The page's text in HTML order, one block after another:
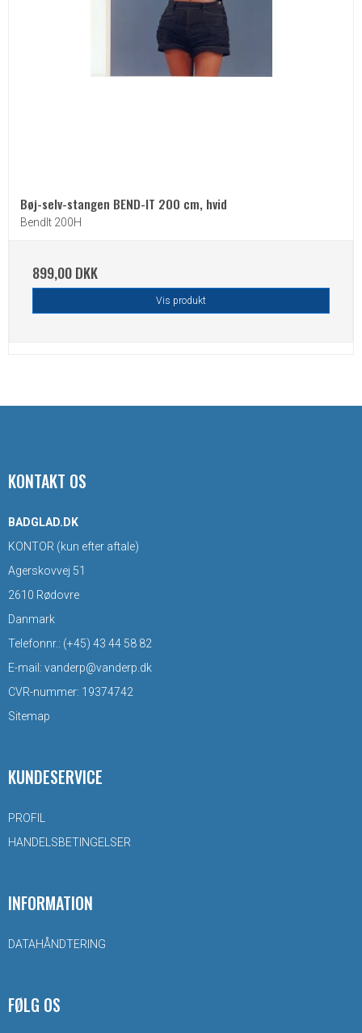
Bøj-selv-stangen BEND-IT 200 cm, hvid
BendIt 200H
899,00 DKK
Vis produkt
KONTAKT OS
BADGLAD.DK
KONTOR (kun efter aftale)
Agerskovvej 51
2610 Rødovre
Danmark
Telefonnr.: (+45) 43 44 58 82
E-mail : vanderp@vanderp.dk
CVR-nummer: 19374742
Sitemap
KUNDESERVICE
PROFIL
HANDELSBETINGELSER
INFORMATION
DATAHÅNDTERING
FØLG OS